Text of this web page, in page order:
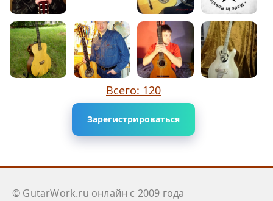
Всего: 120
Зарегистрироваться
© GutarWork.ru онлайн c 2009 года